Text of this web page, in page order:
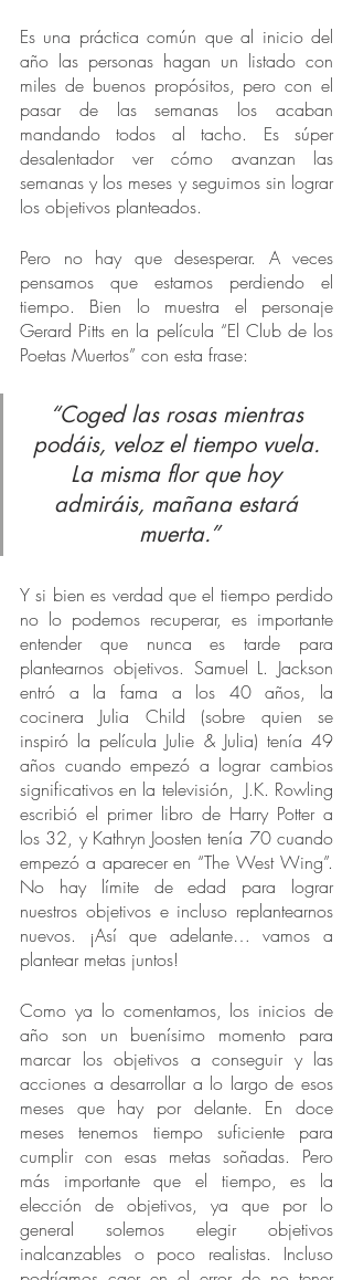
Es una práctica común que al inicio del
año las personas hagan un listado con
miles de buenos propósitos, pero con el
pasar de las semanas los acaban
mandando todos al tacho. Es súper
desalentador ver cómo avanzan las
semanas y los meses y seguimos sin lograr
los objetivos planteados.
Pero no hay que desesperar. A veces
pensamos que estamos perdiendo el
tiempo. Bien lo muestra el personaje
Gerard Pitts en la película “El Club de los
Poetas Muertos” con esta frase:
“Coged las rosas mientras
podáis, veloz el tiempo vuela.
La misma flor que hoy
admiráis, mañana estará
muerta.”
Y si bien es verdad que el tiempo perdido
no lo podemos recuperar, es importante
entender que nunca es tarde para
plantearnos objetivos. Samuel L. Jackson
entró a la fama a los 40 años, la
cocinera Julia Child (sobre quien se
inspiró la película Julie & Julia) tenía 49
años cuando empezó a lograr cambios
significativos en la televisión,  J.K. Rowling
escribió el primer libro de Harry Potter a
los 32, y Kathryn Joosten tenía 70 cuando
empezó a aparecer en “The West Wing”.
No hay límite de edad para lograr
nuestros objetivos e incluso replantearnos
nuevos. ¡Así que adelante… vamos a
plantear metas juntos!
Como ya lo comentamos, los inicios de
año son un buenísimo momento para
marcar los objetivos a conseguir y las
acciones a desarrollar a lo largo de esos
meses que hay por delante. En doce
meses tenemos tiempo suficiente para
cumplir con esas metas soñadas. Pero
más importante que el tiempo, es la
elección de objetivos, ya que por lo
general solemos elegir objetivos
inalcanzables o poco realistas. Incluso